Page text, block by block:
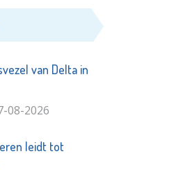
van Delta in
08-2026
leidt tot